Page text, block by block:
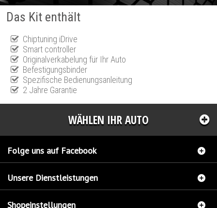
Das Kit enthält
Chiptuning iDrive
Smart controller
Originalverkabelung für Ihr Auto
Befestigungsbinder
Spezifische Bedienungsanleitung
2 Jahre Garantie
WÄHLEN IHR AUTO
Folge uns auf Facebook
Unsere Dienstleistungen
Shopeinstellungen